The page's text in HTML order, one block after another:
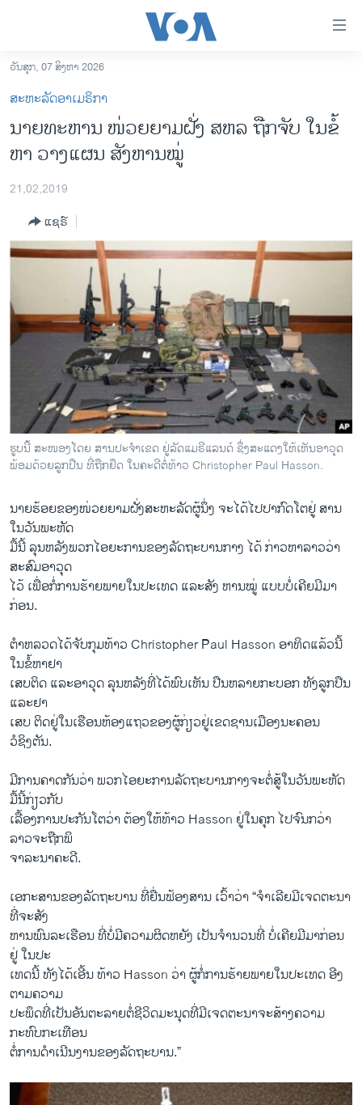
ເຂົ້າ
ຫາ
ຂ້າມ
ຂ້າມ
ຫາ
ການເລືອກຕັ້ງ ປະທານາທີບໍດີ ສະຫະລັດ 2024
ຂ່າວ​ຈີນ
ໂລກ
ເອເຊຍ
ອິດສະຫຼະພາບດ້ານການຂ່າວ
ຊີວິດຊາວລາວ
ຊຸມຊົນຊາວລາວ
ວິທະຍາສາດ-ເທັກໂນໂລຈີ
ທຸລະກິດ
ພາສາອັງກິດ
ວີດີໂອ
ລາຍການກະຈາຍສຽງ
ລາຍງານ
ຕິດຕາມພວກເຮົາ ທີ່
ພາສາຕ່າງໆ
ວັນສຸກ, 07 ສິງຫາ 2026
ສະຫະລັດອາເມຣິກາ
ນາຍ​ທະ​ຫານ ໜ່ວຍ​ຍາມ​ຝັ່ງ ສ​ຫລ ຖືກ​ຈັບ ໃນ​ຂໍ້​
ຫາ ວາງ​ແຜນ ສັງ​ຫານ​ໝູ່
21,02,2019
ແຊຣ໌
ຮູບນີ້ ສະ​ໜອງ​ໂດຍ ສານ​ປະ​ຈຳ​ເຂດ ຢູ່​​ລັດ​ແມ​ຣີ​ແລນ​ດ໌ ຊຶ່ງ​ສະ​ແດງ​ໃຫ້​ເຫັນ​ອາ​ວຸດ
ພ້ອມ​ດ້ວຍ​ລູກ​ປືນ ທີ່​ຖືກ​ຢຶດ ໃນ​ຄະ​ດີ​ຕໍ່​ທ້າວ Christopher Paul Hasson.
ນາຍຮ້ອຍຂອງ​ໜ່ວຍ​ຍາມ​ຝັ່ງສະຫະລັດຜູ້ນຶ່ງ ຈະໄດ້ໄປປາກົດໂຕຢູ່ ສານ
ໃນວັນພະຫັດ
ມື້ນີ້ ລຸນຫລັງພວກໄອຍະການຂອງລັດຖະບານກາງ ໄດ້ ກ່າວຫາລາວວ່າ
ສະສົມອາວຸດ
ໄວ້ ເພື່ອກໍ່ການຮ້າຍພາຍໃນປະ​ເທດ ແລະ​ສັງ ຫານໝູ່ ແບບບໍ່ເຄີຍມີມາ
ກ່ອນ.
ຕຳຫລວດໄດ້ຈັບກຸມທ້າວ Christopher Paul Hasson ອາທິດແລ້ວນີ້
ໃນຂໍ້ຫາຢາ
ເສບຕິດ ແລະອາວຸດ ລຸນຫລັງທີ່ໄດ້ພົບເຫັນ ປືນຫລາຍກະບອກ ທັງລູກປືນ
ແລະຢາ
ເສບ ຕິດຢູ່ໃນເຮືອນຫ້ອງແຖວຂອງຜູ້ກ່ຽວຢູ່ເຂດຊານເມືອງນະ​ຄອນ
ວໍຊິງຕັນ.
ມີການຄາດກັນວ່າ ພວກໄອຍະການລັດຖະບານກາງຈະຕໍ່ສູ້ໃນວັນພະຫັດ
ມື້ນີ້ກ່ຽວ​ກັບ
ເລື້ອງການປະກັນໂຕວ່າ ຕ້ອງໃຫ້ທ້າວ Hasson ຢູ່ໃນຄຸກ ໄປຈົນກວ່າ
ລາວຈະຖືກພິ
ຈາລະນາຄະດີ.
ເອກະສານຂອງລັດຖະບານ ທີ່ຍື່ນຟ້ອງສານ ເວົ້າວ່າ “ຈຳເລີຍມີເຈດຕະນາ
ທີ່ຈະສັງ
ຫານພົນລະເຮືອນ ທີ່ບໍ່ມີຄວາມຜິດຫຍັງ ເປັນຈຳນວນທີ່ ບໍ່ເຄີຍມີມາກ່ອນ
ຢູ່ ໃນປະ
ເທດນີ້ ທັງໄດ້ເອີ້ນ ທ້າວ Hasson ວ່າ ຜູ້ກໍ່ການຮ້າຍພາຍໃນປະ​ເທດ ອີງ
ຕາມຄວາມ
ປະພຶດທີ່ເປັນອັນຕະລາຍຕໍ່ຊີວິດມະນຸດທີ່ມີເຈດຕະນາຈະສ້າງຄວາມ
ກະທົບກະເທືອນ
ຕໍ່ການດຳເນີນງານຂອງລັດຖະບານ.”